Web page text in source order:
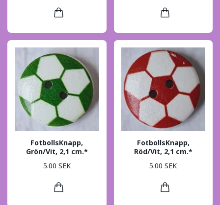
FotbollsKnapp,
Grön/Vit, 2,1 cm.*
5.00 SEK
FotbollsKnapp,
Röd/Vit, 2,1 cm.*
5.00 SEK